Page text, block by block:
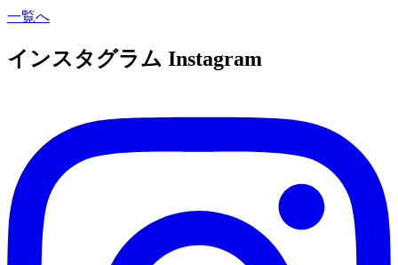
一覧へ
インスタグラム Instagram